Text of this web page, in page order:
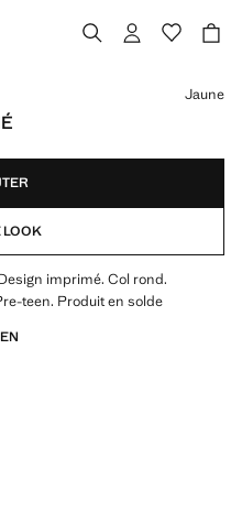
Jaune
LOOK
imprimé. Col rond.
teen. Produit en solde